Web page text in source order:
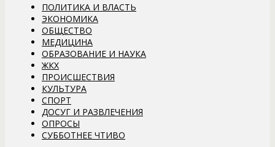
ПОЛИТИКА И ВЛАСТЬ
ЭКОНОМИКА
ОБЩЕСТВО
МЕДИЦИНА
ОБРАЗОВАНИЕ И НАУКА
ЖКХ
ПРОИСШЕСТВИЯ
КУЛЬТУРА
СПОРТ
ДОСУГ И РАЗВЛЕЧЕНИЯ
ОПРОСЫ
СУББОТНЕЕ ЧТИВО